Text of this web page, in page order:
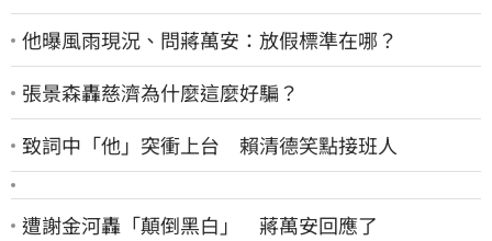
他曝風雨現況、問蔣萬安：放假標準在哪？
張景森轟慈濟為什麼這麼好騙？
致詞中「他」突衝上台 賴清德笑點接班人
遭謝金河轟「顛倒黑白」 蔣萬安回應了